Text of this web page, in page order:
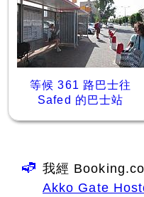
等候 361 路巴士往
Safed 的巴士站
我經
Akko Gate